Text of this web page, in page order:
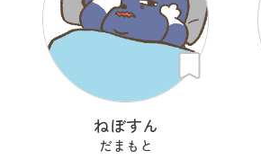
ねぼすん
だまもと